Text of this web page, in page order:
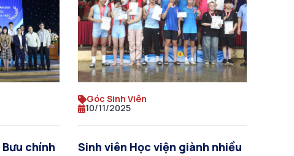
chính
Góc Sinh Viên
10/11/2025
Sinh viên Học viện giành nhiều